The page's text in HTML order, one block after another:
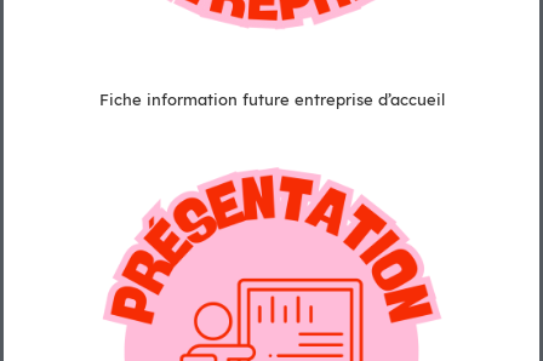
Fiche information future entreprise d’accueil